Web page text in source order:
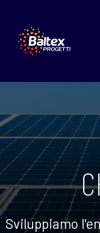
contenido
Sviluppiamo